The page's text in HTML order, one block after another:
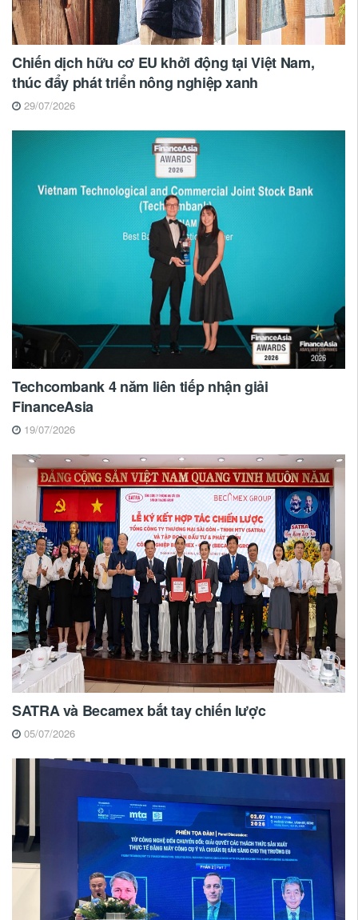
Chiến dịch hữu cơ EU khởi động tại Việt Nam,
thúc đẩy phát triển nông nghiệp xanh
29/07/2026
Techcombank 4 năm liên tiếp nhận giải
FinanceAsia
19/07/2026
SATRA và Becamex bắt tay chiến lược
05/07/2026